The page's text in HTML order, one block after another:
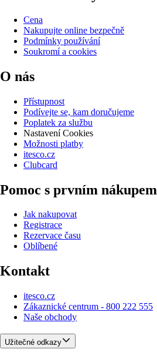
Cena
Nakupujte online bezpečně
Podmínky používání
Soukromí a cookies
O nás
Přístupnost
Podívejte se, kam doručujeme
Poplatek za službu
Nastavení Cookies
Možnosti platby
itesco.cz
Clubcard
Pomoc s prvním nákupem
Jak nakupovat
Registrace
Rezervace času
Oblíbené
Kontakt
itesco.cz
Zákaznické centrum - 800 222 555
Naše obchody
Užitečné odkazy